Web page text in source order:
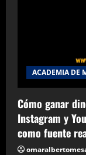
ACADEMIA DE
Cómo ganar
Instagram y
como fuente